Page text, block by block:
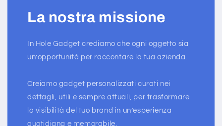
La nostra missione
In Hole Gadget crediamo che ogni oggetto sia
un’opportunità per raccontare la tua azienda.
Creiamo gadget personalizzati curati nei
dettagli, utili e sempre attuali, per trasformare
la visibilità del tuo brand in un’esperienza
quotidiana e memorabile.